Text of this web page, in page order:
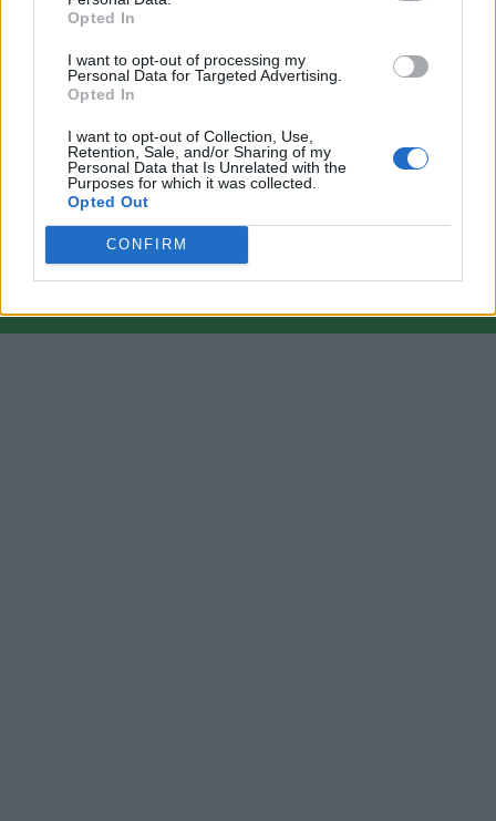
Opted In
I want to opt-out of processing my
Personal Data for Targeted Advertising.
Opted In
I want to opt-out of Collection, Use,
Retention, Sale, and/or Sharing of my
Personal Data that Is Unrelated with the
Purposes for which it was collected.
Opted Out
CONFIRM
Il materiale (testo, foto e video) consultabile in questo portale è di nostra proprietà.
Alcune foto (screenshot) ed articoli presenti su "Calciomercato Magazine" sono in parte
comunicati stampa con immagini e testi allegati ed autorizzati alla pubblicazione, e
quindi valutati di pubblico dominio. Se i soggetti o gli autori avessero qualcosa in
contrario alla pubblicazione, non avranno che da segnalarlo alla redazione (indirizzo
redazione@napolimagazine.com), che provvederà prontamente alla rimozione.
"Calciomercato Magazine" non è una testata giornalistica, ma un sito di informazione di